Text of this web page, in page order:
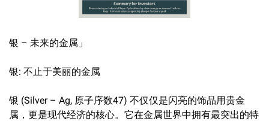
银 – 未来的金属」
银: 不止于美丽的金属
银 (Silver – Ag, 原子序数47) 不仅仅是闪亮的饰品用贵金
属，更是现代经济的核心。它在金属世界中拥有最突出的特